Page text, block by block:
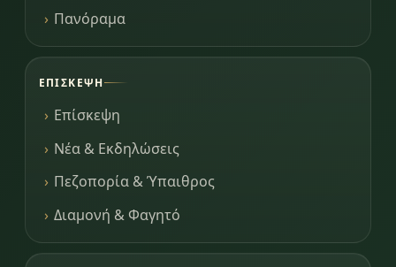
Πανόραμα
ΕΠΊΣΚΕΨΗ
Επίσκεψη
Νέα & Εκδηλώσεις
Πεζοπορία & Ύπαιθρος
Διαμονή & Φαγητό